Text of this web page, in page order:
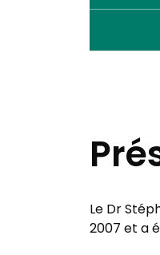
Le Dr
2007 et a